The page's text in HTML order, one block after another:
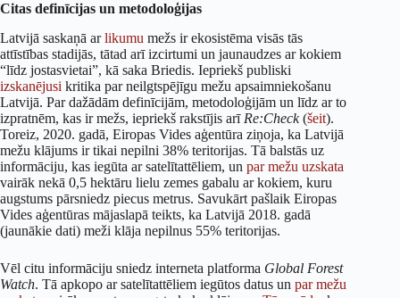
Citas definīcijas un metodoloģijas
Latvijā saskaņā arlikumu mežs ir ekosistēma visās tās
attīstības stadijās, tātad arī izcirtumi un jaunaudzes ar kokiem
“līdz jostasvietai”, kā saka Briedis. Iepriekš publiski
izskanējusi kritika par neilgtspējīgu mežu apsaimniekošanu
Latvijā. Par dažādām definīcijām, metodoloģijām un līdz ar to
izpratnēm, kas ir mežs, iepriekš rakstījis arī Re:Check(šeit).
Toreiz, 2020. gadā, Eiropas Vides aģentūra ziņoja, ka Latvijā
mežu klājums ir tikai nepilni 38% teritorijas. Tā balstās uz
informāciju, kas iegūta ar satelītattēliem, un par mežu uzskata
vairāk nekā 0,5 hektāru lielu zemes gabalu ar kokiem, kuru
augstums pārsniedz piecus metrus. Savukārt pašlaik Eiropas
Vides aģentūras mājaslapā teikts, ka Latvijā 2018. gadā
(jaunākie dati) meži klāja nepilnus 55% teritorijas.
Vēl citu informāciju sniedz interneta platforma Global Forest
Watch. Tā apkopo ar satelītattēliem iegūtos datus un par mežu